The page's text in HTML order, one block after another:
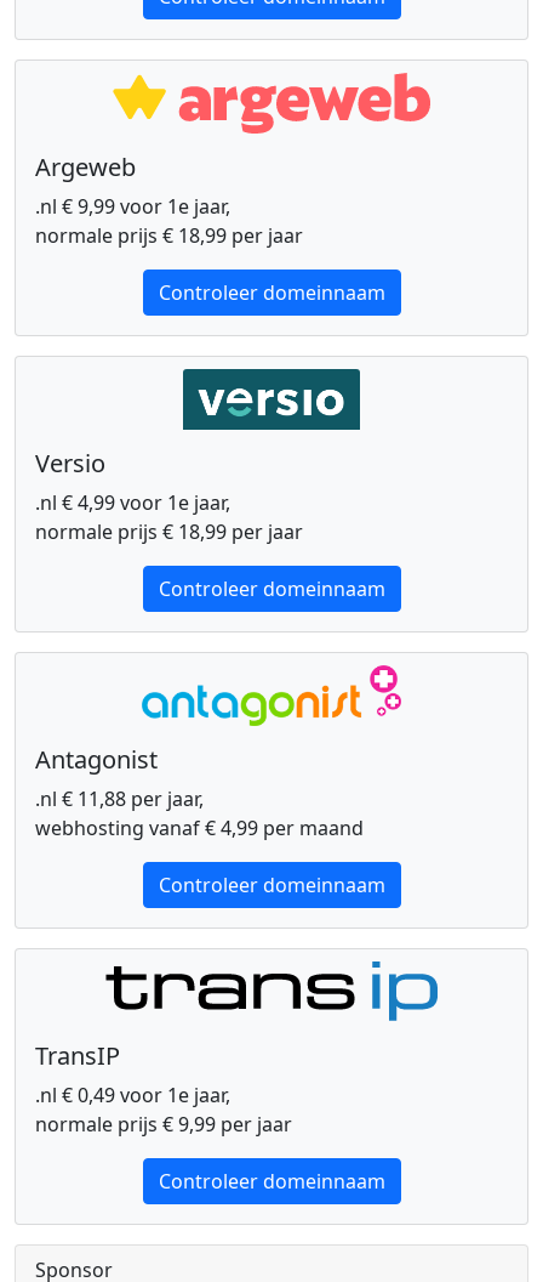
Argeweb
.nl € 9,99 voor 1e jaar,
normale prijs € 18,99 per jaar
Controleer domeinnaam
Versio
.nl € 4,99 voor 1e jaar,
normale prijs € 18,99 per jaar
Controleer domeinnaam
Antagonist
.nl € 11,88 per jaar,
webhosting vanaf € 4,99 per maand
Controleer domeinnaam
TransIP
.nl € 0,49 voor 1e jaar,
normale prijs € 9,99 per jaar
Controleer domeinnaam
Sponsor